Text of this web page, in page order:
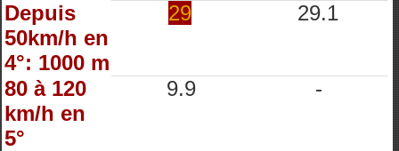
Depuis
50km/h en
4°: 1000 m
29 29.1
80 à 120
km/h en
5°
9.9 -